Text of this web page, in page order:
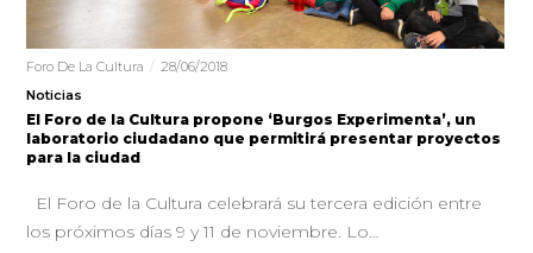
Foro De La Cultura
28/06/2018
Noticias
El Foro de la Cultura propone ‘Burgos Experimenta’, un
laboratorio ciudadano que permitirá presentar proyectos
para la ciudad
El Foro de la Cultura celebrará su tercera edición entre
los próximos días 9 y 11 de noviembre. Lo…